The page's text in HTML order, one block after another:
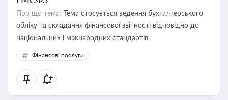
Про що тема: Тема стосується ведення бухгалтерського
обліку та складання фінансової звітності відповідно до
національних і міжнародних стандартів
Фінансові послуги